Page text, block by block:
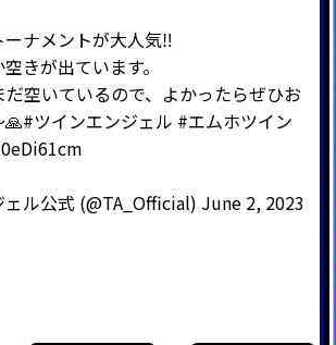
ナメントが大人気‼
きが出ています。
空いているので、よかったらぜひお
#ツインエンジェル #エムホツイン
ル公式 (@TA_Official) June 2, 2023